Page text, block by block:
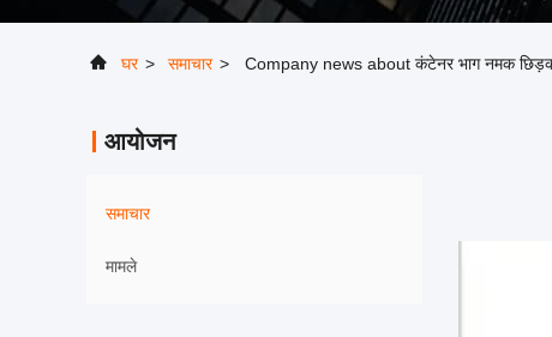
घर > समाचार > Company news about कंटेनर भाग नमक
आयोजन
समाचार
मामले